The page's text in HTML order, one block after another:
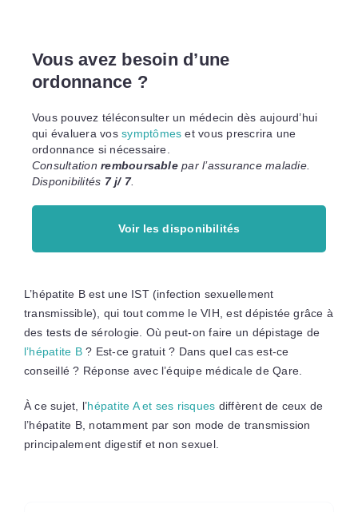
Vous avez besoin d’une
ordonnance ?
Vous pouvez téléconsulter un médecin dès aujourd’hui
qui évaluera vossymptômes et vous prescrira une
ordonnance si nécessaire.
Consultationremboursablepar l’assurance maladie.
Disponibilités 7 j/ 7.
Voir les disponibilités
L’hépatite B est une IST (infection sexuellement
transmissible), qui tout comme le VIH, est dépistée grâce à
des tests de sérologie. Où peut-on faire un dépistage de
l’hépatite B? Est-ce gratuit ? Dans quel cas est-ce
conseillé ? Réponse avec l’équipe médicale de Qare.
À ce sujet, l’hépatite A et ses risques diffèrent de ceux de
l’hépatite B, notamment par son mode de transmission
principalement digestif et non sexuel.